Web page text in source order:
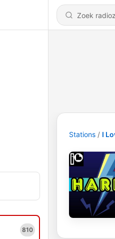
810
Stations I